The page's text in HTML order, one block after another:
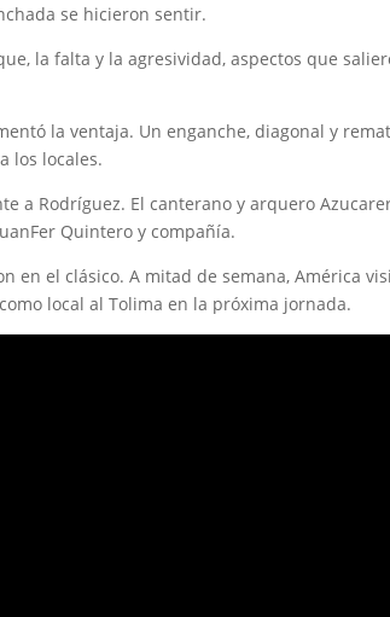
se hicieron sentir.
la falta y la agresividad, aspectos que
la ventaja. Un enganche, diagonal y
los locales.
a Rodríguez. El canterano y arquero
Quintero y compañía.
en el clásico. A mitad de semana, América
local al Tolima en la próxima jornada.